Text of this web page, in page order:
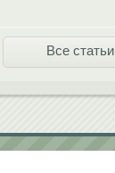
Все статьи